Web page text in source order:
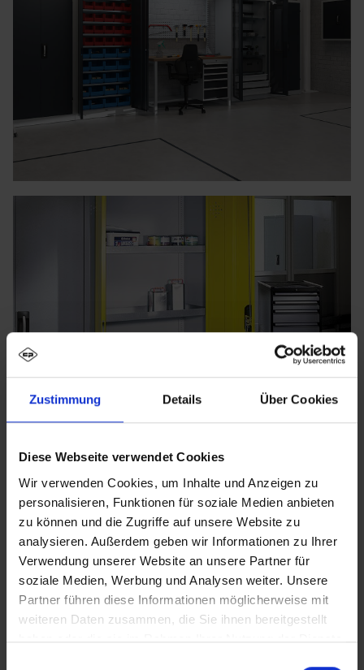
Zustimmung Details Über Cookies
Diese Webseite verwendet Cookies
Wir verwenden Cookies, um Inhalte und Anzeigen zu
personalisieren, Funktionen für soziale Medien anbieten
zu können und die Zugriffe auf unsere Website zu
analysieren. Außerdem geben wir Informationen zu Ihrer
Verwendung unserer Website an unsere Partner für
soziale Medien, Werbung und Analysen weiter. Unsere
Partner führen diese Informationen möglicherweise mit
weiteren Daten zusammen, die Sie ihnen bereitgestellt
haben oder die sie im Rahmen Ihrer Nutzung der Dienste